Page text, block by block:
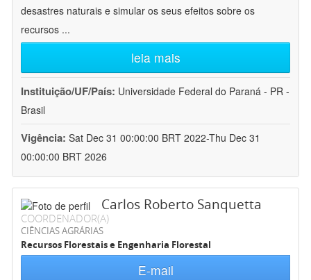
desastres naturais e simular os seus efeitos sobre os
recursos ...
leia mais
Instituição/UF/País: Universidade Federal do Paraná - PR -
Brasil
Vigência: Sat Dec 31 00:00:00 BRT 2022-Thu Dec 31
00:00:00 BRT 2026
Carlos Roberto Sanquetta
COORDENADOR(A)
CIÊNCIAS AGRÁRIAS
Recursos Florestais e Engenharia Florestal
E-mail